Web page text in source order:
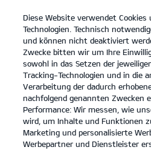
open
menu
KONTAKT
KONTAKT
Herzlich Willkommen.
Diese Website verwendet Cookies
Technologien. Technisch
und können nicht deaktiviert
Zwecke bitten wir um Ihre
sowohl in das Setzen der
Tracking-Technologien und in die
Verarbeitung der dadurch
nachfolgend genannten Zwecken
Performance: Wir messen, wie
wird, um Inhalte und Funktionen
Marketing und personalisierte
Werbepartner und Dienstleister